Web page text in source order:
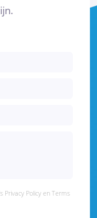
Privacy Policy en Terms